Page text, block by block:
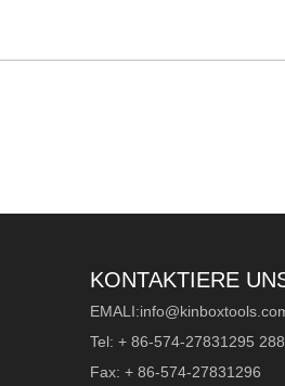
KONTAKTIERE
EMALI:
Tel: + 86-574-27831295
Fax: + 86-574-27831296